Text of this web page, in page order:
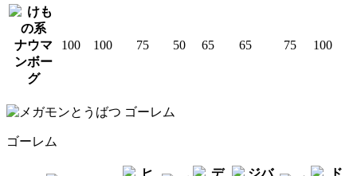
ナウマ
ンボー
グ
100 100 75 50 65 65 75 100
ゴーレム